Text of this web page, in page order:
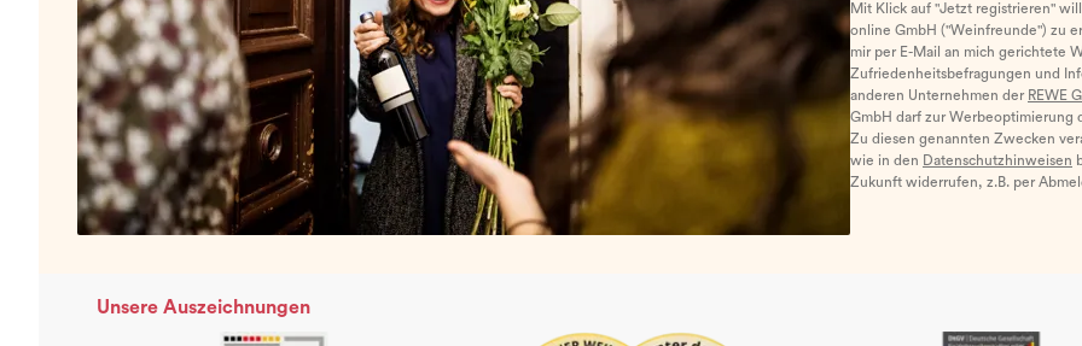
Mit Klick auf "Jetzt registrieren"
online GmbH ("Weinfreunde") zu
mir per E-Mail an mich gerichtete
Zufriedenheitsbefragungen und
anderen Unternehmen der REWE
GmbH darf zur Werbeoptimierung
Zu diesen genannten Zwecken
wie in den Datenschutzhinweisen
Zukunft widerrufen, z.B. per
Unsere Auszeichnungen